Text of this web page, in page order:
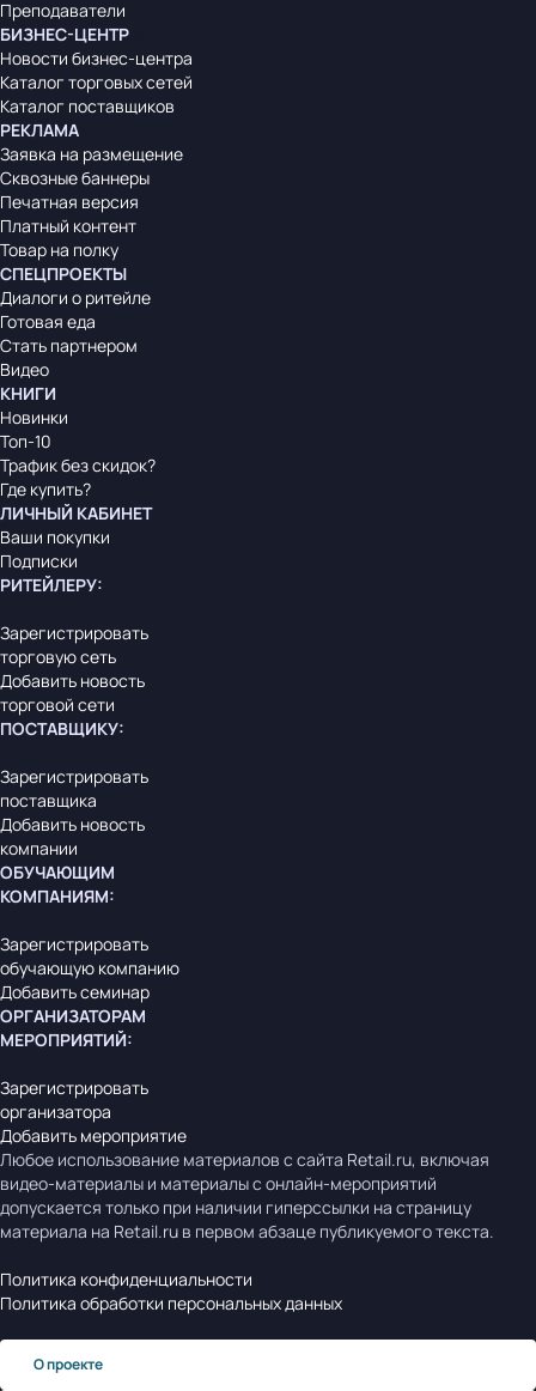
Преподаватели
БИЗНЕС-ЦЕНТР
Новости бизнес-центра
Каталог торговых сетей
Каталог поставщиков
РЕКЛАМА
Заявка на размещение
Сквозные баннеры
Печатная версия
Платный контент
Товар на полку
СПЕЦПРОЕКТЫ
Диалоги о ритейле
Готовая еда
Стать партнером
Видео
КНИГИ
Новинки
Топ-10
Трафик без скидок?
Где купить?
ЛИЧНЫЙ КАБИНЕТ
Ваши покупки
Подписки
РИТЕЙЛЕРУ:
Зарегистрировать
торговую сеть
Добавить новость
торговой сети
ПОСТАВЩИКУ:
Зарегистрировать
поставщика
Добавить новость
компании
ОБУЧАЮЩИМ
КОМПАНИЯМ:
Зарегистрировать
обучающую компанию
Добавить семинар
ОРГАНИЗАТОРАМ
МЕРОПРИЯТИЙ:
Зарегистрировать
организатора
Добавить мероприятие
Любое использование материалов с сайта Retail.ru, включая
видео-материалы и материалы с онлайн-мероприятий
допускается только при наличии гиперссылки на страницу
материала на Retail.ru в первом абзаце публикуемого текста.
Политика конфиденциальности
Политика обработки персональных данных
О проекте